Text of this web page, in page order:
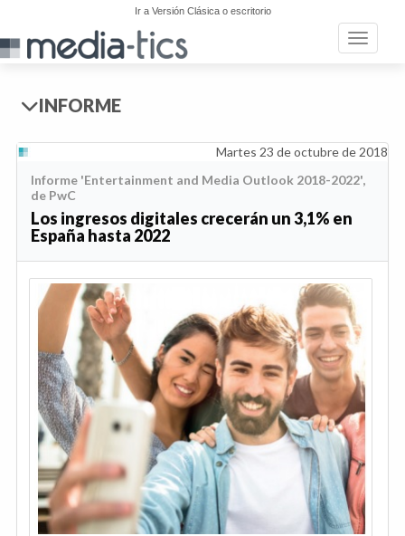
Ir a Versión Clásica o escritorio
Toggle
INFORME
Martes 23 de octubre de 2018
Informe 'Entertainment and Media Outlook 2018-2022',
de PwC
Los ingresos digitales crecerán un 3,1% en
España hasta 2022